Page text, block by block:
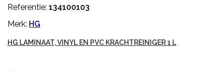
Referentie: 134100103
Merk: HG
HG LAMINAAT, VINYL EN PVC KRACHTREINIGER 1 L